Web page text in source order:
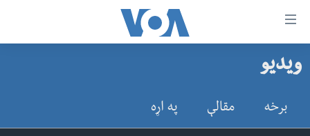
لاس
رسي
اتصالات
کورپاڼه
افغانستان
سیمه
ویدیو
برخه مقالې په اړه